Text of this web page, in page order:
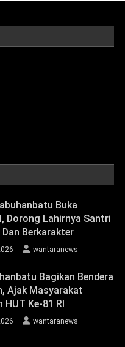
Buka
Dorong Lahirnya Santri
Berkarakter
wantaranews
Bagikan Bendera
Ajak Masyarakat
HUT Ke-81 RI
wantaranews